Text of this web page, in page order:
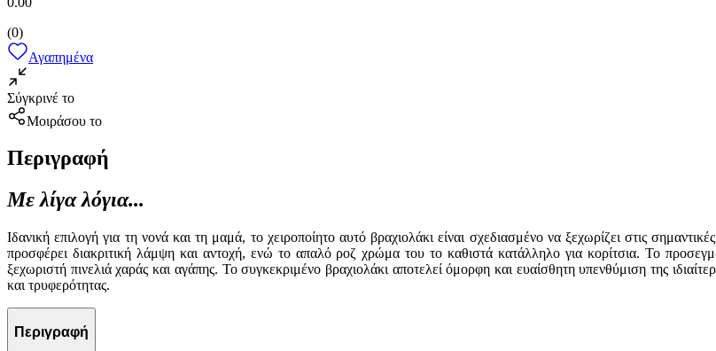
(0)
Αγαπημένα
Σύγκρινέ το
Μοιράσου το
Περιγραφή
Με λίγα λόγια...
Ιδανική επιλογή για τη νονά και τη μαμά, το χειροποίητο αυτό βραχιολάκι είναι σχεδιασμένο να ξεχωρίζει στις
προσφέρει διακριτική λάμψη και αντοχή, ενώ το απαλό ροζ χρώμα του το καθιστά κατάλληλο για κορίτσια. Το
ξεχωριστή πινελιά χαράς και αγάπης. Το συγκεκριμένο βραχιολάκι αποτελεί όμορφη και ευαίσθητη υπενθύμιση της
και τρυφερότητας.
Περιγραφή